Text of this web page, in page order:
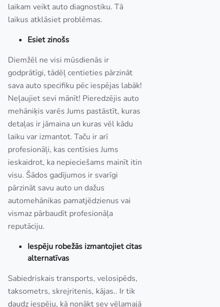
laikam veikt auto diagnostiku. Tā
laikus atklāsiet problēmas.
Esiet zinošs
Diemžēl ne visi mūsdienās ir
godprātīgi, tādēļ centieties pārzināt
sava auto specifiku pēc iespējas labāk!
Neļaujiet sevi mānīt! Pieredzējis auto
mehāniķis varēs Jums pastāstīt, kuras
detaļas ir jāmaina un kuras vēl kādu
laiku var izmantot. Taču ir arī
profesionāļi, kas centīsies Jums
ieskaidrot, ka nepieciešams mainīt itin
visu. Šādos gadījumos ir svarīgi
pārzināt savu auto un dažus
automehānikas pamatjēdzienus vai
vismaz pārbaudīt profesionāļa
reputāciju.
Iespēju robežās izmantojiet citas
alternatīvas
Sabiedriskais transports, velosipēds,
taksometrs, skrejritenis, kājas.. Ir tik
daudz iespēju, kā nonākt sev vēlamajā